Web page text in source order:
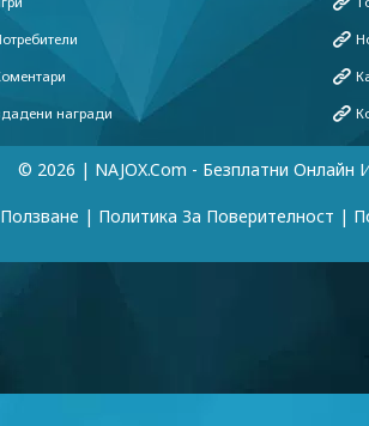
© 2026 | NAJOX.com - Безплатни Онлайн
| Политика За Поверителност |